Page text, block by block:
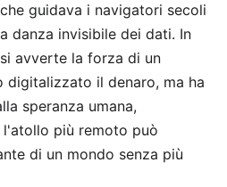
guidava i navigatori secoli
danza invisibile dei dati. In
avverte la forza di un
digitalizzato il denaro, ma ha
speranza umana,
più remoto può
di un mondo senza più